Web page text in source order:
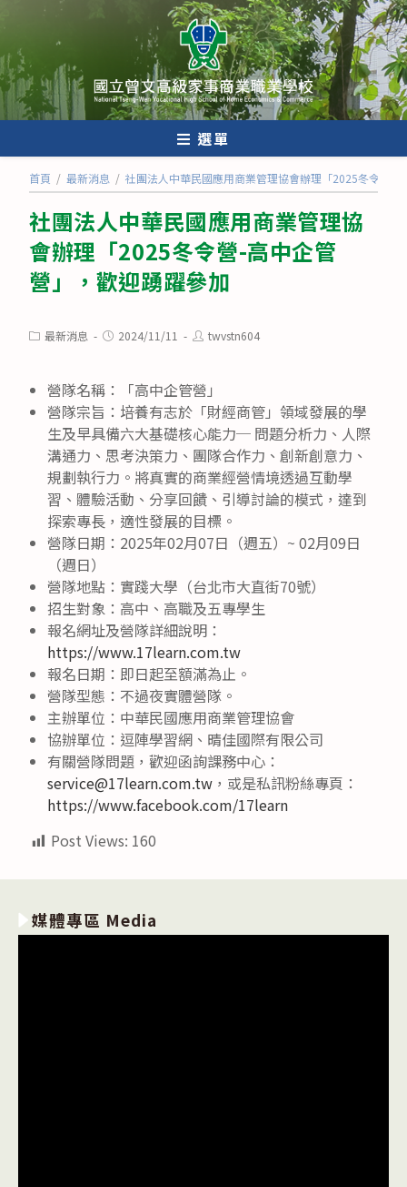
轉
至
主
要
內
選單
首頁 / 最新消息 / 社團法人中華民國應用商業管理協會辦理「2025冬令營-
社團法人中華民國應用商業管理協
會辦理「2025冬令營-高中企管
營」，歡迎踴躍參加
Post最新消息
Post2024/11/11
Posttwvstn604
營隊名稱：「高中企管營」
營隊宗旨：培養有志於「財經商管」領域發展的學
生及早具備六大基礎核心能力─ 問題分析力、人際
溝通力、思考決策力、團隊合作力、創新創意力、
規劃執行力。將真實的商業經營情境透過互動學
習、體驗活動、分享回饋、引導討論的模式，達到
探索專長，適性發展的目標。
營隊日期：2025年02月07日（週五）~ 02月09日
（週日）
營隊地點：實踐大學（台北市大直街70號）
招生對象：高中、高職及五專學生
報名網址及營隊詳細說明：
https://www.17learn.com.tw
報名日期：即日起至額滿為止。
營隊型態：不過夜實體營隊。
主辦單位：中華民國應用商業管理協會
協辦單位：逗陣學習網、晴佳國際有限公司
有關營隊問題，歡迎函詢課務中心：
service@17learn.com.tw ，或是私訊粉絲專頁：
https://www.facebook.com/17learn
Post Views: 160
媒體專區 Media